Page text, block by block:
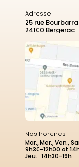
Adresse
25 rue
24100 Bergerac
Nos horaires
Mar., Mer., Ven.,
9h30-12h00 et
Jeu. : 14h30-19h